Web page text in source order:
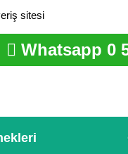
Whatsapp 0